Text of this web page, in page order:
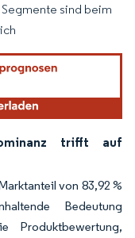
Namensnennung
sind beim
trifft auf
von 83,92 %
Bedeutung
Produktbewertung,